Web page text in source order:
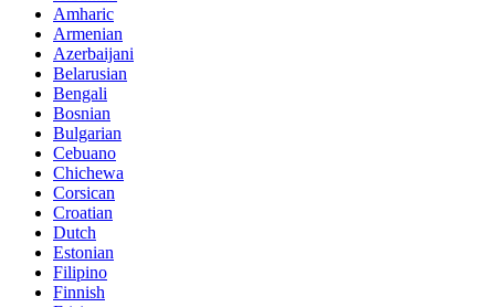
Amharic
Armenian
Azerbaijani
Belarusian
Bengali
Bosnian
Bulgarian
Cebuano
Chichewa
Corsican
Croatian
Dutch
Estonian
Filipino
Finnish